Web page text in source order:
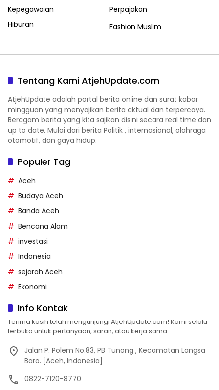
Kepegawaian
Perpajakan
Hiburan
Fashion Muslim
Tentang Kami AtjehUpdate.com
AtjehUpdate adalah portal berita online dan surat kabar
mingguan yang menyajikan berita aktual dan terpercaya.
Beragam berita yang kita sajikan disini secara real time dan
up to date. Mulai dari berita Politik , internasional, olahraga
otomotif, dan gaya hidup.
Populer Tag
Aceh
Budaya Aceh
Banda Aceh
Bencana Alam
investasi
Indonesia
sejarah Aceh
Ekonomi
Info Kontak
Terima kasih telah mengunjungi AtjehUpdate.com! Kami selalu
terbuka untuk pertanyaan, saran, atau kerja sama.
Jalan P. Polem No.83, PB Tunong , Kecamatan Langsa
Baro. [Aceh, Indonesia]
0822-7120-8770